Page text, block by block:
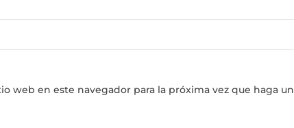
web en este navegador para la próxima vez que haga un